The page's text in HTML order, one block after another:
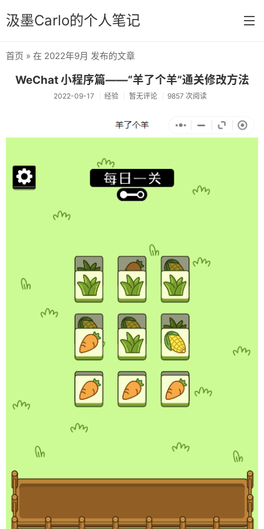
汲墨Carlo的个人笔记
分类
感想
相册
首页 » 在 2022年9月 发布的文章
WeChat 小程序篇——“羊了个羊”通关修改方法
2022-09-17 经验 暂无评论 9857 次阅读